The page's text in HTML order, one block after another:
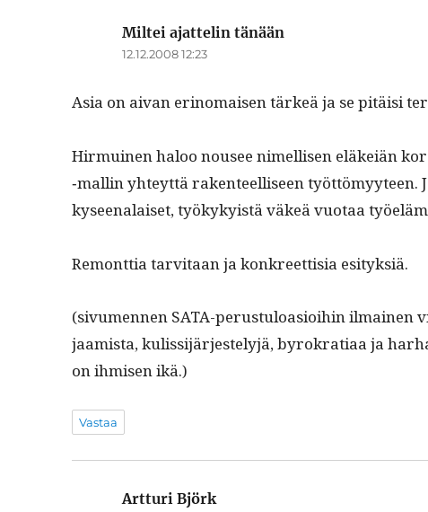
Miltei ajattelin tänään
12.12.2008 12:23
Asia on aivan eri­no­maisen tärkeä ja se pitäisi
Hir­muinen haloo nousee nimel­lisen eläkeiän
‑mallin yhteyt­tä rak­en­teel­liseen
kyseenalaiset, työkyky­istä väkeä vuo­taa
Remont­tia tarvi­taan ja konkreet­tisia esityksiä.
(sivu­men­nen SATA-perus­tu­loa­sioi­hin
jaamista, kulis­si­jär­jeste­lyjä, byrokra­ti­aa ja
on ihmisen ikä.)
Vastaa
Artturi Björksanoo: